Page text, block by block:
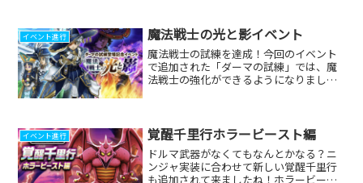
イベント進行 魔法戦士の光と影イベント
魔法戦士の試練を達成！今回のイベント
で追加された「ダーマの試練」では、魔
法戦士の強化ができるようになりました
ジャーのパーティスキルで...
イベント進行 覚醒千里行ホラービースト編
ドルマ武器がなくてもなんとかなる？ニ
ンジャ実装に合わせて新しい覚醒千里行
も追加されて来ましたね！ホラービース